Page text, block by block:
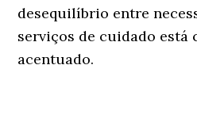
desequilíbrio entre
serviços de cuidado está
acentuado.